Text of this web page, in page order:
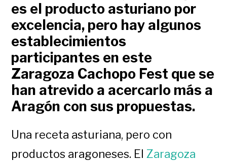
es el producto asturiano por
excelencia, pero hay algunos
establecimientos
participantes en este
Zaragoza Cachopo Fest que se
han atrevido a acercarlo más a
Aragón con sus propuestas.
Una receta asturiana, pero con
productos aragoneses. El Zaragoza